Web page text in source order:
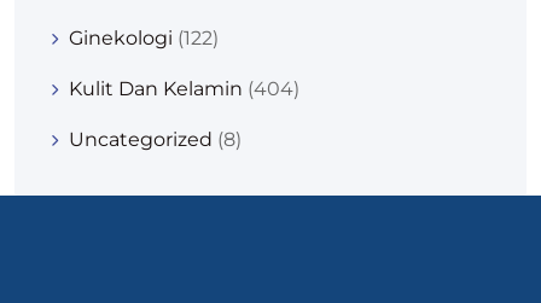
Ginekologi (122)
Kulit Dan Kelamin (404)
Uncategorized (8)